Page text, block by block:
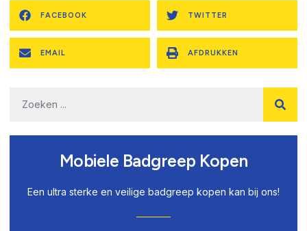
FACEBOOK TWITTER
EMAIL AFDRUKKEN
Mobiele Badgreep Kopen
Een ultra sterke en veilige badgreep kopen kan bij ons!